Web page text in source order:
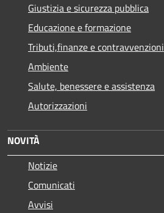
Giustizia e sicurezza pubblica
Educazione e formazione
Tributi,finanze e contravvenzioni
Ambiente
Salute, benessere e assistenza
Autorizzazioni
NOVITÀ
Notizie
Comunicati
Avvisi